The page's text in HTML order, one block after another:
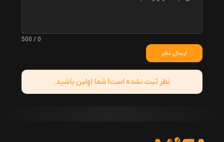
0 / 500
ارسال نظر
نظر ثبت نشده است! شما اولین باشید.